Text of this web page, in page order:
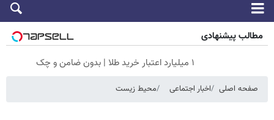
مطالب پیشنهادی
۱ میلیارد اعتبار خرید طلا | بدون ضامن و چک
صفحه اصلی اخبار اجتماعی محیط زیست